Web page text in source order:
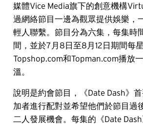
媒體Vice Media旗下的創意機構
過網絡節目一邊為觀眾提供娛樂，
輕人聯繫。節目分為六集，每集時
間，並於7月8日至8月12日期間每
Topshop.com和Topman.com播放
溫。
說明是約會節目，《Date Dash》
加者進行配對並希望他們於節目過
二人發展機會。每集的《Date